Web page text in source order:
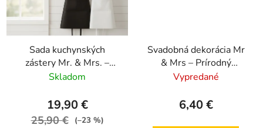
Sada kuchynských
zástery Mr. & Mrs. –
Štýlový darček pre
Skladom
19,90 €
25,90 € (–23 %)
Svadobná dekorácia Mr
& Mrs – Prírodný
naturálny vzhľad
Vypredané
6,40 €